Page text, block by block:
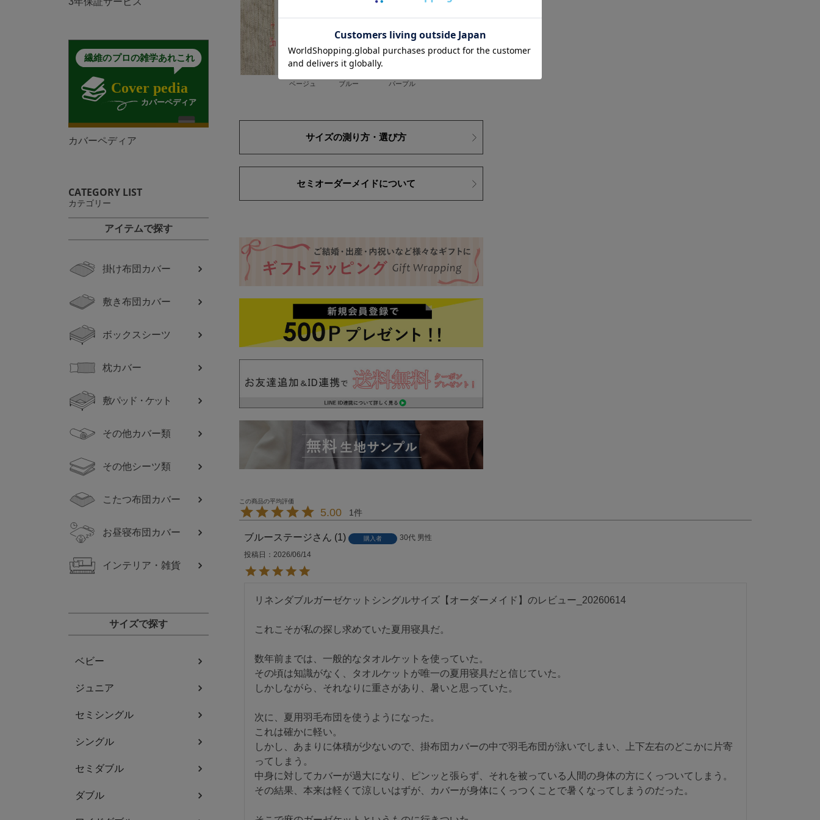
カバーペディア
CATEGORY LIST
カテゴリー
アイテムで探す
掛け布団カバー
敷き布団カバー
ボックスシーツ
枕カバー
敷パッド・ケット
その他カバー類
その他シーツ類
こたつ布団カバー
お昼寝布団カバー
インテリア・雑貨
サイズで探す
ベビー
ジュニア
セミシングル
シングル
セミダブル
ダブル
ベージュ ブルー パープル
サイズの測り方・選び方
セミオーダーメイドについて
5.00 1
ブルーステージ 1 購入者 30代 男性
投稿日
2026/06/14
リネンダブルガーゼケットシングルサイズ【オーダーメイド】のレビュー_20260614
これこそが私の探し求めていた夏用寝具だ。
数年前までは、一般的なタオルケットを使っていた。
その頃は知識がなく、タオルケットが唯一の夏用寝具だと信じていた。
しかしながら、それなりに重さがあり、暑いと思っていた。
次に、夏用羽毛布団を使うようになった。
これは確かに軽い。
しかし、あまりに体積が少ないので、掛布団カバーの中で羽毛布団が泳いでしまい、上下左右のどこかに片寄
ってしまう。
中身に対してカバーが過大になり、ピンッと張らず、それを被っている人間の身体の方にくっついてしまう。
その結果、本来は軽くて涼しいはずが、カバーが身体にくっつくことで暑くなってしまうのだった。